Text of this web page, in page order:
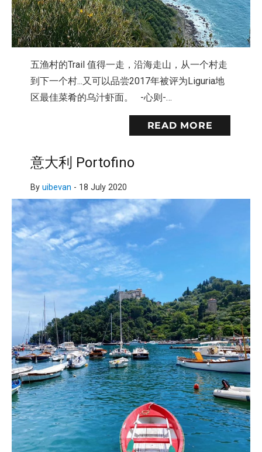
五渔村的Trail 值得一走，沿海走山，从一个村走
到下一个村...又可以品尝2017年被评为Liguria地
区最佳菜肴的乌汁虾面。 -心则-…
READ MORE
意大利 Portofino
By uibevan - 18 July 2020